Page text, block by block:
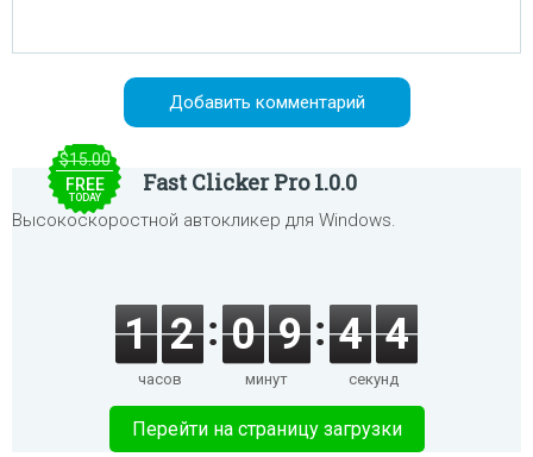
$15.00
FREE
TODAY
Fast Clicker Pro 1.0.0
Высокоскоростной автокликер для Windows.
1 2
часов
0 9
минут
4 4
секунд
Перейти на страницу загрузки